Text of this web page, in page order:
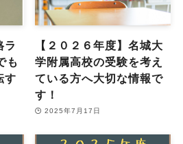
ラ
も
す
【２０２６年度】名城大
学附属高校の受験を考え
ている方へ大切な情報で
す！
2025年7月17日